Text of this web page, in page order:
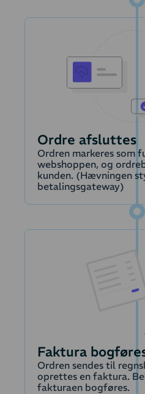
Ordre afsluttes
Ordren markeres som
webshoppen, og
kunden. (Hævningen
betalingsgateway)
Faktura
Ordren sendes til
oprettes en faktura.
fakturaen bogføres.